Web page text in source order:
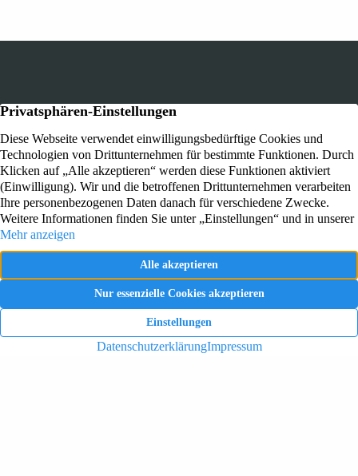
Kontakt
Lessingstrasse 6 – 8
47608 Geldern
Rufen Sie uns an!
+49 2831 4341
Haus Boeckelt
Preise & Zimmer
Gemeinschaftsräume
Wichtiges
Über uns
Karriere
Impressum